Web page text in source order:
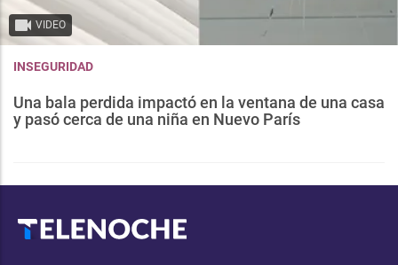
VIDEO
INSEGURIDAD
Una bala perdida impactó en la ventana de una casa
y pasó cerca de una niña en Nuevo París